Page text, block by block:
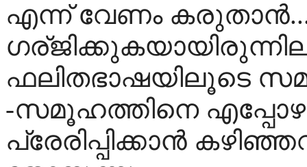
എന്ന് വേണം
ഫലിതഭാഷയിലൂടെ
-സമൂഹത്തിനെ
പ്രേരിപ്പിക്കാന്‍